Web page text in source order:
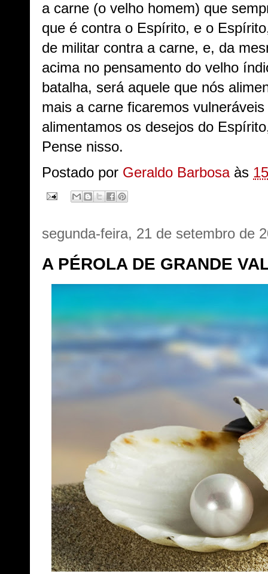
a carne (o velho homem) que
que é contra o Espírito, e o
de militar contra a carne, e, da
acima no pensamento do velho
batalha, será aquele que nós
mais a carne ficaremos
alimentamos os desejos do
Pense nisso.
Postado por Geraldo Barbosa às
segunda-feira, 21 de setembro de
A PÉROLA DE GRANDE